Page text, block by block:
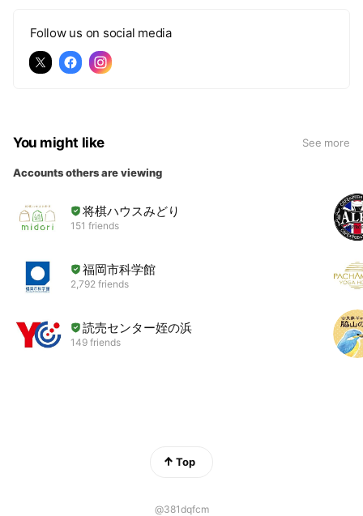
Follow us on social media
You might like See more
Accounts others are viewing
将棋ハウスみどり
151 friends
福岡市科学館
2,792 friends
読売センター姪の浜
149 friends
Top
@381dqfcm